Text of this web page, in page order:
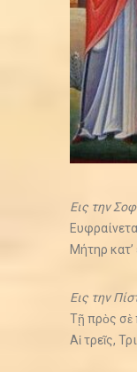
Eις την
Mήτηρ
Eις την
Τῇ πρὸς σὲ
Αἱ τρεῖς,